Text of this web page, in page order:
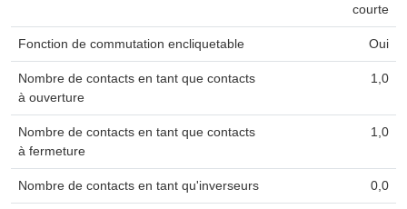
courte
Fonction de commutation encliquetable Oui
Nombre de contacts en tant que contacts
à ouverture
1,0
Nombre de contacts en tant que contacts
à fermeture
1,0
Nombre de contacts en tant qu'inverseurs 0,0